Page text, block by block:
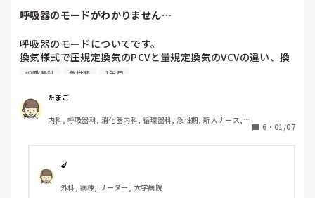
呼吸器のモードがわかりません…
呼吸器のモードについてです。
換気様式で圧規定換気のPCVと量規定換気のVCVの違い、換
気モードで強制換気のA/C,同期式間欠的強制換気のSIMV,自
できていると思います。
でも実際の呼吸器をみると、モードの名称が違ったり、これ
に加えて他にもモードがあったり、器械によって名称が違っ
たり、、私の理解不足もあると思いますがネットで調べても
いまいちよく分かりませんでした。
病院で使われている呼吸器も1種類ではないのでどう覚えれ
ばいいかよく分からくなってきてしまいました。
みなさんはどのように覚えていますか？
呼吸器科 急性期 1年目
たまご
内科, 呼吸器科, 消化器内科, 循環器科, 急性期, 新人ナース,
6 ・ 01/07
🍆
外科, 病棟, リーダー, 大学病院